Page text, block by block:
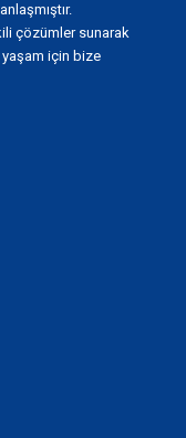
çözümler sunarak
için bize